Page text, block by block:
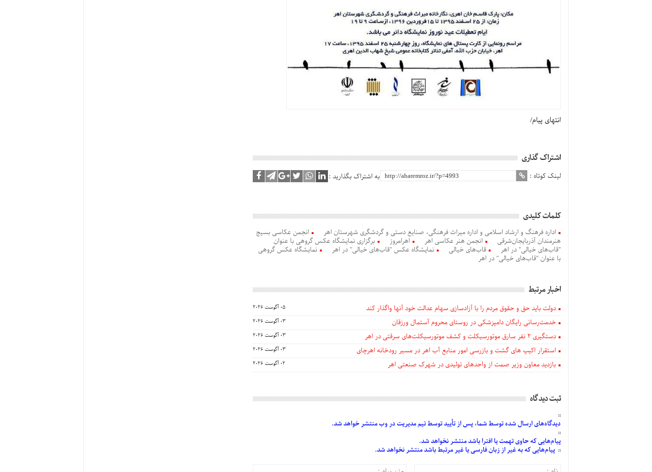
انتهای پیام/
اشتراک گذاری
لینک کوتاه : به اشتراک بگذارید :
کلمات کلیدی
اداره فرهنگ و ارشاد اسلامی و اداره میراث فرهنگی، صنایع دستی و گردشگری شهرستان اهر
انجمن عکاسی بسیج
هنرمندان آذربایجان‌شرقی
انجمن هنر عکاسی اهر اهرامروز
برگزاری نمایشگاه عکس گروهی با عنوان
"قاب‌های خیالی" در اهر
قاب‌های خیالی نمایشگاه عکس "قاب‌های خیالی" در اهر
نمایشگاه عکس گروهی
با عنوان "قاب‌های خیالی" در اهر
اخبار مرتبط
دولت باید حق و حقوق مردم را با آزادسازی سهام عدالت خود آنها واگذار کند 05 آگوست 2026
خدمت‌رسانی رایگان دامپزشکی در روستای محروم آستمال ورزقان 03 آگوست 2026
دستگيری ۲ نفر سارق موتورسیکلت و کشف موتورسیکلت‌های سرقتی در اهر 03 آگوست 2026
استقرار اکیپ های گشت و بازرسی امور منابع آب اهر در مسیر رودخانه اهرچای 03 آگوست 2026
بازدید معاون وزیر صمت از واحدهای تولیدی در شهرک صنعتی اهر 02 آگوست 2026
ثبت دیدگاه
دیدگاه‌هایارسالشدهتوسط شما، پس از تأییدتوسط تیم مدیریت در وب منتشر خواهد شد.
پیام‌هاییکه حاوی تهمت یا افترا باشد منتشر نخواهد شد.
پیام‌هاییکه به غیر از زبان فارسی یا غیر مرتبط باشد منتشر نخواهد شد.